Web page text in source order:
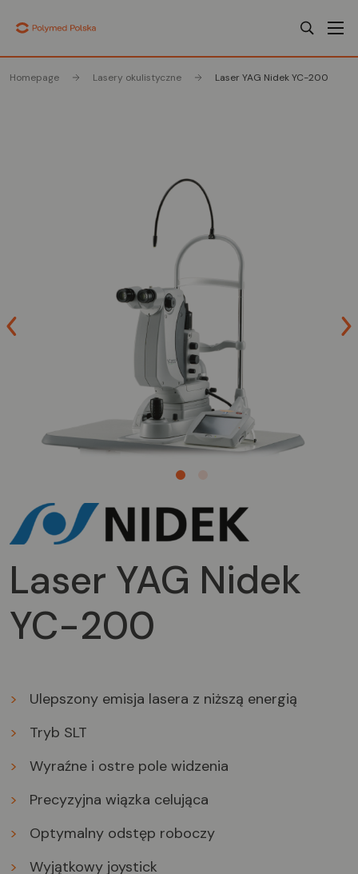
Homepage Lasery okulistyczne Laser YAG Nidek YC-200
1
Laser YAG Nidek
YC-200
> Ulepszony emisja lasera z niższą energią
>
Tryb SLT
> Wyraźne i ostre pole widzenia
> Precyzyjna wiązka celująca
>
Optymalny odstęp roboczy
> Wyjątkowy joystick